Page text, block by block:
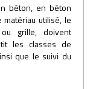
béton, en béton
utilisé, le
grille, doivent
les classes de
que le suivi du